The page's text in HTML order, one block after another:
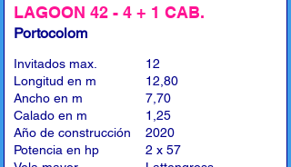
LAGOON 42 - 4 + 1 CAB.
Portocolom
Invitados max.
Longitud en m
Ancho en m
Calado en m
Año de construcción
Potencia en hp
12
12,80
7,70
1,25
2020
2 x 57